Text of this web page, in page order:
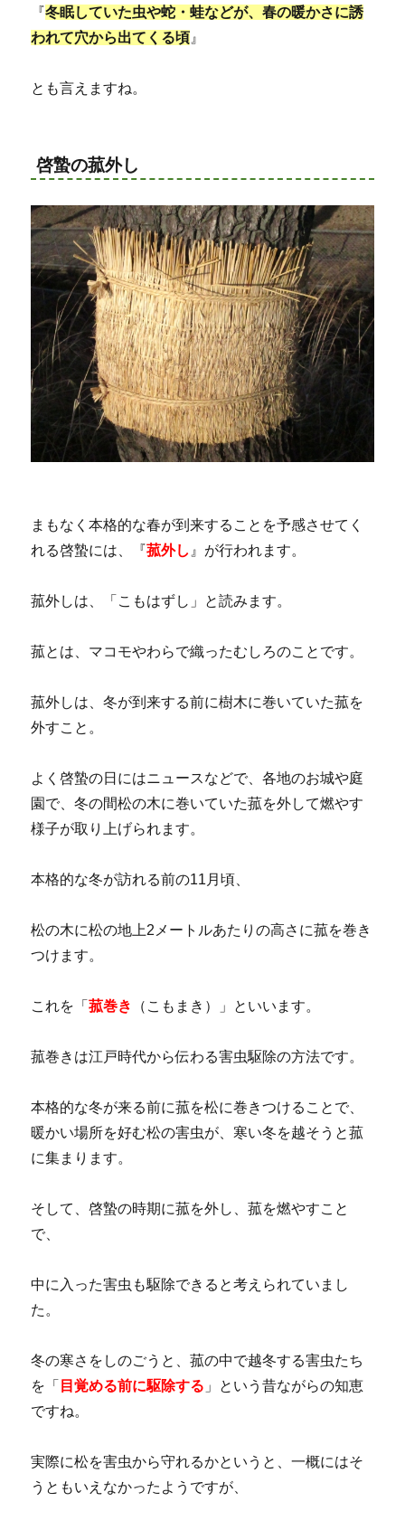
『冬眠していた虫や蛇・蛙などが、春の暖かさに誘
われて穴から出てくる頃 』
とも言えますね。
啓蟄の菰外し
まもなく本格的な春が到来することを予感させてく
れる啓蟄には、『菰外し 』が行われます。
菰外しは、「こもはずし」と読みます。
菰とは、マコモやわらで織ったむしろのことです。
菰外しは、冬が到来する前に樹木に巻いていた菰を
外すこと。
よく啓蟄の日にはニュースなどで、各地のお城や庭
園で、冬の間松の木に巻いていた菰を外して燃やす
様子が取り上げられます。
本格的な冬が訪れる前の11月頃、
松の木に松の地上2メートルあたりの高さに菰を巻き
つけます。
これを「菰巻き （こもまき）」といいます。
菰巻きは江戸時代から伝わる害虫駆除の方法です。
本格的な冬が来る前に菰を松に巻きつけることで、
暖かい場所を好む松の害虫が、寒い冬を越そうと菰
に集まります。
そして、啓蟄の時期に菰を外し、菰を燃やすこと
で、
中に入った害虫も駆除できると考えられていまし
た。
冬の寒さをしのごうと、菰の中で越冬する害虫たち
を「 目覚める前に駆除する 」という昔ながらの知恵
ですね。
実際に松を害虫から守れるかというと、一概にはそ
うともいえなかったようですが、